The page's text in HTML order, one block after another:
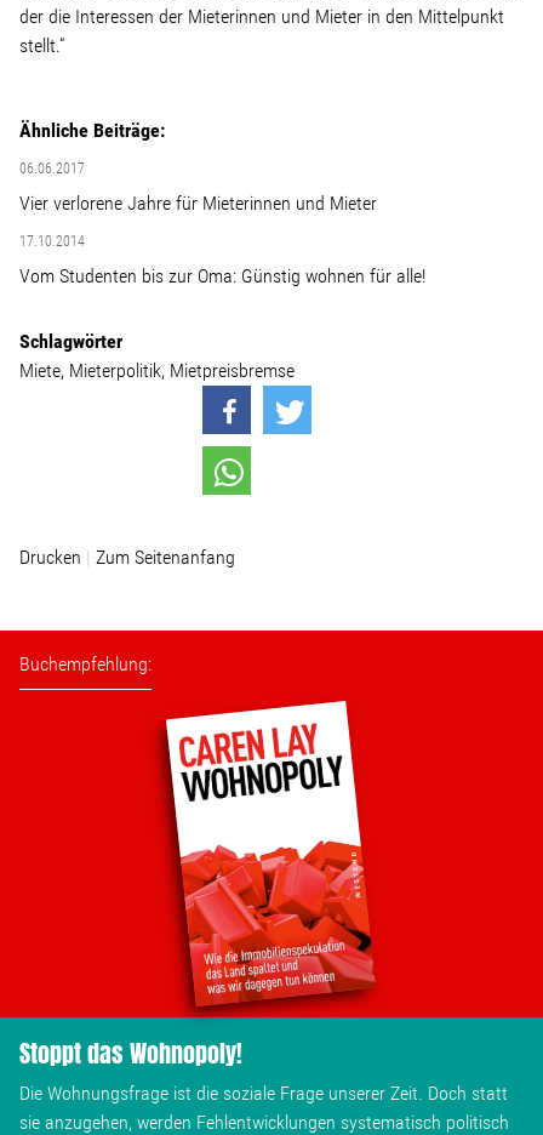
Wohnopoly
Das Buch
Pressestimmen
Bestellen
der die Interessen der Mieterinnen und Mieter in den Mittelpunkt
stellt.“
Ähnliche Beiträge:
06.06.2017
Vier verlorene Jahre für Mieterinnen und Mieter
17.10.2014
Vom Studenten bis zur Oma: Günstig wohnen für alle!
Schlagwörter
Miete Mieterpolitik Mietpreisbremse
Drucken Zum Seitenanfang
Buchempfehlung:
Stoppt das Wohnopoly!
Die Wohnungsfrage ist die soziale Frage unserer Zeit. Doch statt
sie anzugehen, werden Fehlentwicklungen systematisch politisch